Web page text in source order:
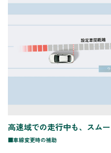
高速域での走行中も、スム
■車線変更時の補助